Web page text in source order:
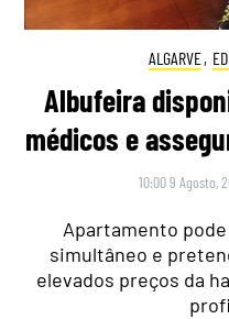
ALGARVE,
Albufeira
médicos e
10:00 9 Agosto,
Apartamento
simultâneo e
elevados preços da